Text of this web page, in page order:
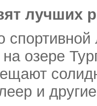
лучших
озере
и